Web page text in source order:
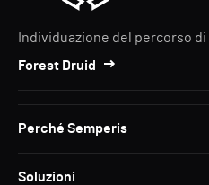
Individuazione del percorso
Forest Druid
Perché Semperis
Soluzioni